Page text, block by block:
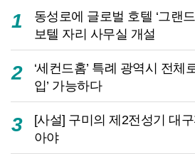
1
동성로에 글로벌 호텔 ‘그랜
보텔 자리 사무실 개설
2
‘세컨드홈’ 특례 광역시 전체
입’ 가능하다
3
[사설] 구미의 제2전성기 대
아야